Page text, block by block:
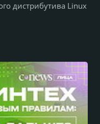
дистрибутива Linux